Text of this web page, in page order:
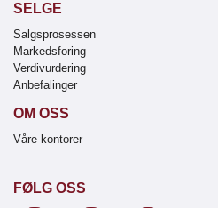
SELGE
Salgsprosessen
Markedsforing
Verdivurdering
Anbefalinger
OM OSS
Våre kontorer
FØLG OSS